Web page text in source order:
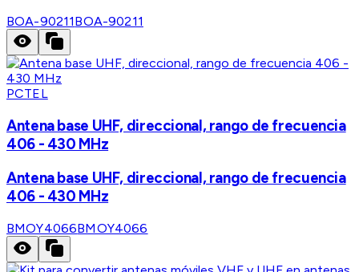
BOA-90211BOA-90211
PCTEL
Antena base UHF, direccional, rango de frecuencia
406 - 430 MHz
Antena base UHF, direccional, rango de frecuencia
406 - 430 MHz
BMOY4066BMOY4066